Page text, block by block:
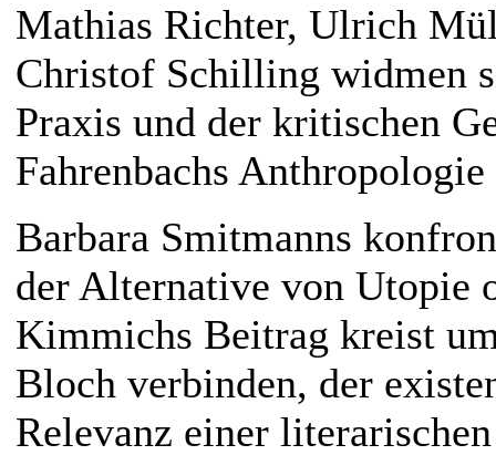
Mathias Richter, Ulrich
Christof Schilling widmen
Praxis und der kritischen
Fahrenbachs
Barbara Smitmanns
der Alternative von Utopie
Kimmichs Beitrag kreist
Bloch verbinden, der
Relevanz einer